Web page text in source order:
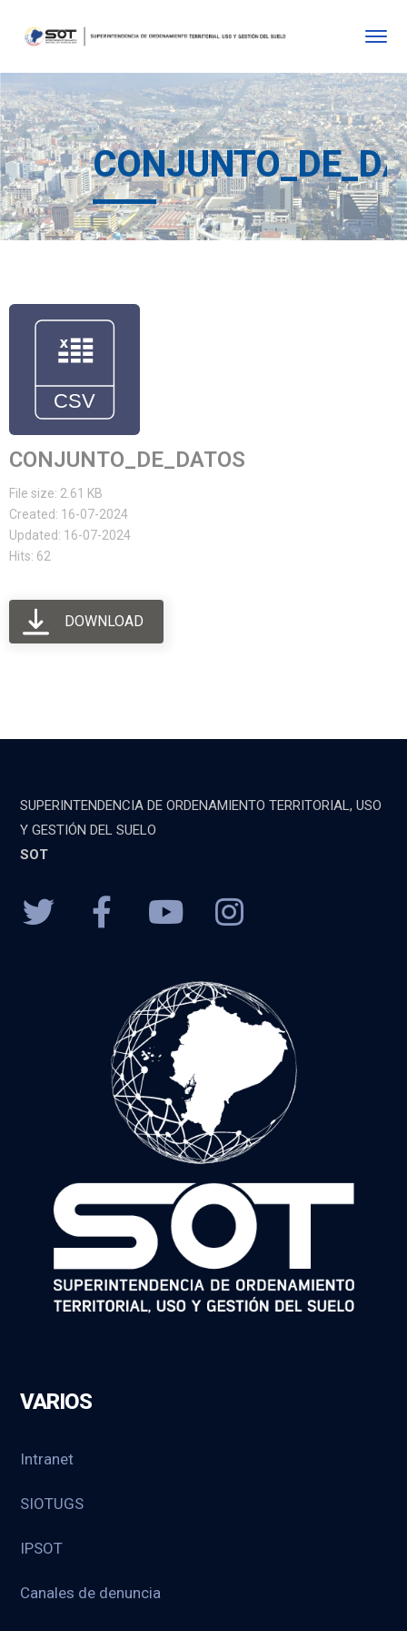
CONJUNTO_DE_DATOS
File size: 2.61 KB
Created: 16-07-2024
Updated: 16-07-2024
Hits: 62
DOWNLOAD
SUPERINTENDENCIA DE ORDENAMIENTO TERRITORIAL, USO
Y GESTIÓN DEL SUELO
SOT
VARIOS
Intranet
SIOTUGS
IPSOT
Canales de denuncia